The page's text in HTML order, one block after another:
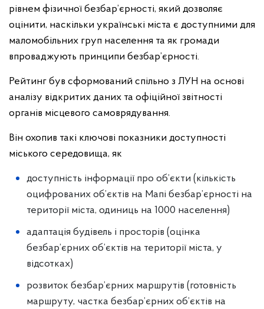
рівнем фізичної безбар’єрності, який дозволяє
оцінити, наскільки українські міста є доступними для
маломобільних груп населення та як громади
впроваджують принципи безбар’єрності.
Рейтинг був сформований спільно з ЛУН на основі
аналізу відкритих даних та офіційної звітності
органів місцевого самоврядування.
Він охопив такі ключові показники доступності
міського середовища, як
доступність інформації про об’єкти (кількість
оцифрованих об’єктів на Мапі безбар’єрності на
території міста, одиниць на 1000 населення)
адаптація будівель і просторів (оцінка
безбар’єрних об’єктів на території міста, у
відсотках)
розвиток безбар’єрних маршрутів (готовність
маршруту, частка безбар’єрних об’єктів на